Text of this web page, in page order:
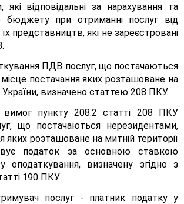
відповідальні за нарахування та
при отриманні послуг від
представництв, які не зареєстровані
ПДВ послуг, що постачаються
постачання яких розташоване на
України, визначено статтею 208 ПКУ.
вимог пункту 208.2 статті 208 ПКУ
що постачаються нерезидентами,
яких розташоване на митній території
податок за основною ставкою
оподаткування, визначену згідно з
190 ПКУ.
послуг - платник податку у